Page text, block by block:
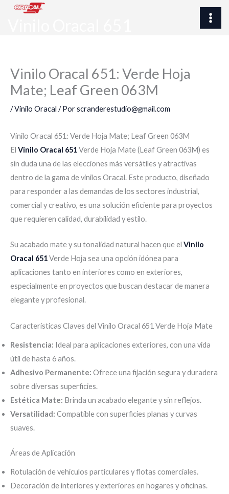
Vinilo Oracal 651: Verde Hoja
Mate; Leaf Green 063M
/Vinilo Oracal / Porscranderestudio@gmail.com
Vinilo Oracal 651: Verde Hoja Mate; Leaf Green 063M
El Vinilo Oracal 651Verde Hoja Mate (Leaf Green 063M) es
sin duda una de las elecciones más versátiles y atractivas
dentro de la gama de vinilos Oracal. Este producto, diseñado
para responder a las demandas de los sectores industrial,
comercial y creativo, es una solución eficiente para proyectos
que requieren calidad, durabilidad y estilo.
Su acabado mate y su tonalidad natural hacen que el Vinilo
Oracal 651Verde Hoja sea una opción idónea para
aplicaciones tanto en interiores como en exteriores,
especialmente en proyectos que buscan destacar de manera
elegante y profesional.
Características Claves del Vinilo Oracal 651 Verde Hoja Mate
Resistencia: Ideal para aplicaciones exteriores, con una vida
útil de hasta 6 años.
Adhesivo Permanente: Ofrece una fijación segura y duradera
sobre diversas superficies.
Estética Mate: Brinda un acabado elegante y sin reflejos.
Versatilidad: Compatible con superficies planas y curvas
suaves.
Áreas de Aplicación
Rotulación de vehículos particulares y flotas comerciales.
Decoración de interiores y exteriores en hogares y oficinas.